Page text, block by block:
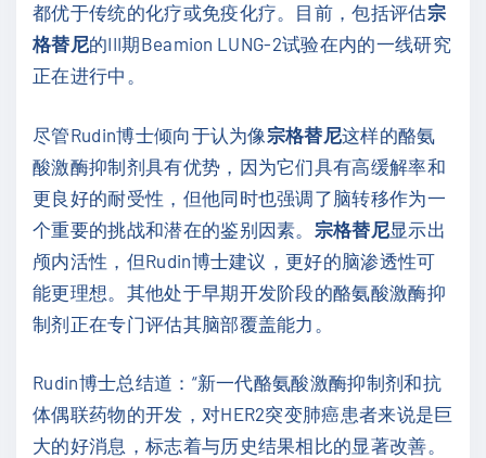
都优于传统的化疗或免疫化疗。目前，包括评估宗
格替尼的III期Beamion LUNG-2试验在内的一线研究
正在进行中。
尽管Rudin博士倾向于认为像 宗格替尼这样的酪氨
酸激酶抑制剂具有优势，因为它们具有高缓解率和
更良好的耐受性，但他同时也强调了脑转移作为一
个重要的挑战和潜在的鉴别因素。 宗格替尼显示出
颅内活性，但Rudin博士建议，更好的脑渗透性可
能更理想。其他处于早期开发阶段的酪氨酸激酶抑
制剂正在专门评估其脑部覆盖能力。
Rudin博士总结道：“新一代酪氨酸激酶抑制剂和抗
体偶联药物的开发，对HER2突变肺癌患者来说是巨
大的好消息，标志着与历史结果相比的显著改善。